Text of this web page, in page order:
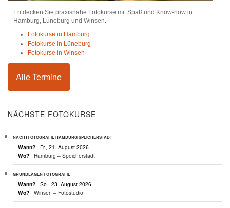
Entdecken Sie praxisnahe Fotokurse mit Spaß und Know-how in
Hamburg, Lüneburg und Winsen.
Fotokurse in Hamburg
Fotokurse in Lüneburg
Fotokurse in Winsen
Alle Termine
NÄCHSTE FOTOKURSE
NACHTFOTOGRAFIE HAMBURG SPEICHERSTADT
Wann?
Fr., 21. August 2026
Wo?
Hamburg – Speicherstadt
GRUNDLAGEN FOTOGRAFIE
Wann?
So., 23. August 2026
Wo?
Winsen – Fotostudio